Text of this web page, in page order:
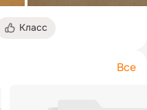
Класс
Все